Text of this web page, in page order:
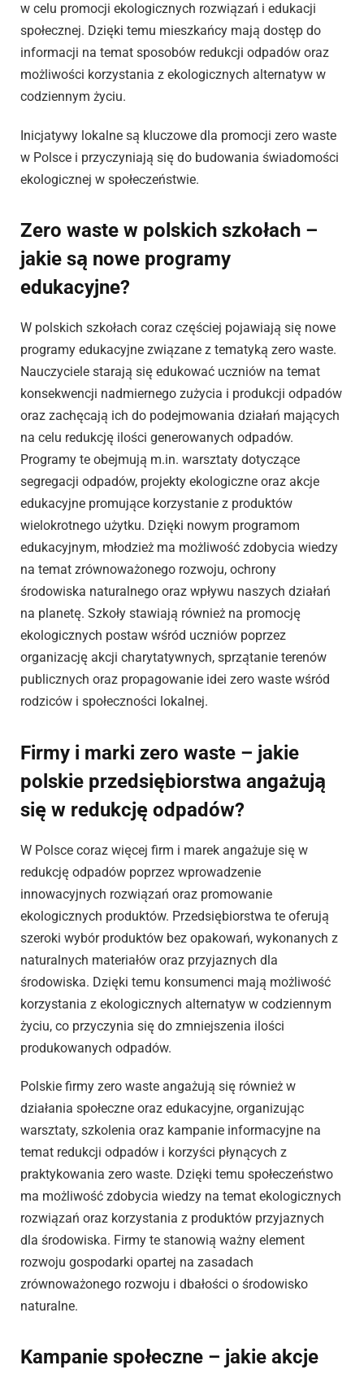
w celu promocji ekologicznych rozwiązań i edukacji
społecznej. Dzięki temu mieszkańcy mają dostęp do
informacji na temat sposobów redukcji odpadów oraz
możliwości korzystania z ekologicznych alternatyw w
codziennym życiu.
Inicjatywy lokalne są kluczowe dla promocji zero waste
w Polsce i przyczyniają się do budowania świadomości
ekologicznej w społeczeństwie.
Zero waste w polskich szkołach –
jakie są nowe programy
edukacyjne?
W polskich szkołach coraz częściej pojawiają się nowe
programy edukacyjne związane z tematyką zero waste.
Nauczyciele starają się edukować uczniów na temat
konsekwencji nadmiernego zużycia i produkcji odpadów
oraz zachęcają ich do podejmowania działań mających
na celu redukcję ilości generowanych odpadów.
Programy te obejmują m.in. warsztaty dotyczące
segregacji odpadów, projekty ekologiczne oraz akcje
edukacyjne promujące korzystanie z produktów
wielokrotnego użytku. Dzięki nowym programom
edukacyjnym, młodzież ma możliwość zdobycia wiedzy
na temat zrównoważonego rozwoju, ochrony
środowiska naturalnego oraz wpływu naszych działań
na planetę. Szkoły stawiają również na promocję
ekologicznych postaw wśród uczniów poprzez
organizację akcji charytatywnych, sprzątanie terenów
publicznych oraz propagowanie idei zero waste wśród
rodziców i społeczności lokalnej.
Firmy i marki zero waste – jakie
polskie przedsiębiorstwa angażują
się w redukcję odpadów?
W Polsce coraz więcej firm i marek angażuje się w
redukcję odpadów poprzez wprowadzenie
innowacyjnych rozwiązań oraz promowanie
ekologicznych produktów. Przedsiębiorstwa te oferują
szeroki wybór produktów bez opakowań, wykonanych z
naturalnych materiałów oraz przyjaznych dla
środowiska. Dzięki temu konsumenci mają możliwość
korzystania z ekologicznych alternatyw w codziennym
życiu, co przyczynia się do zmniejszenia ilości
produkowanych odpadów.
Polskie firmy zero waste angażują się również w
działania społeczne oraz edukacyjne, organizując
warsztaty, szkolenia oraz kampanie informacyjne na
temat redukcji odpadów i korzyści płynących z
praktykowania zero waste. Dzięki temu społeczeństwo
ma możliwość zdobycia wiedzy na temat ekologicznych
rozwiązań oraz korzystania z produktów przyjaznych
dla środowiska. Firmy te stanowią ważny element
rozwoju gospodarki opartej na zasadach
zrównoważonego rozwoju i dbałości o środowisko
naturalne.
Kampanie społeczne – jakie akcje